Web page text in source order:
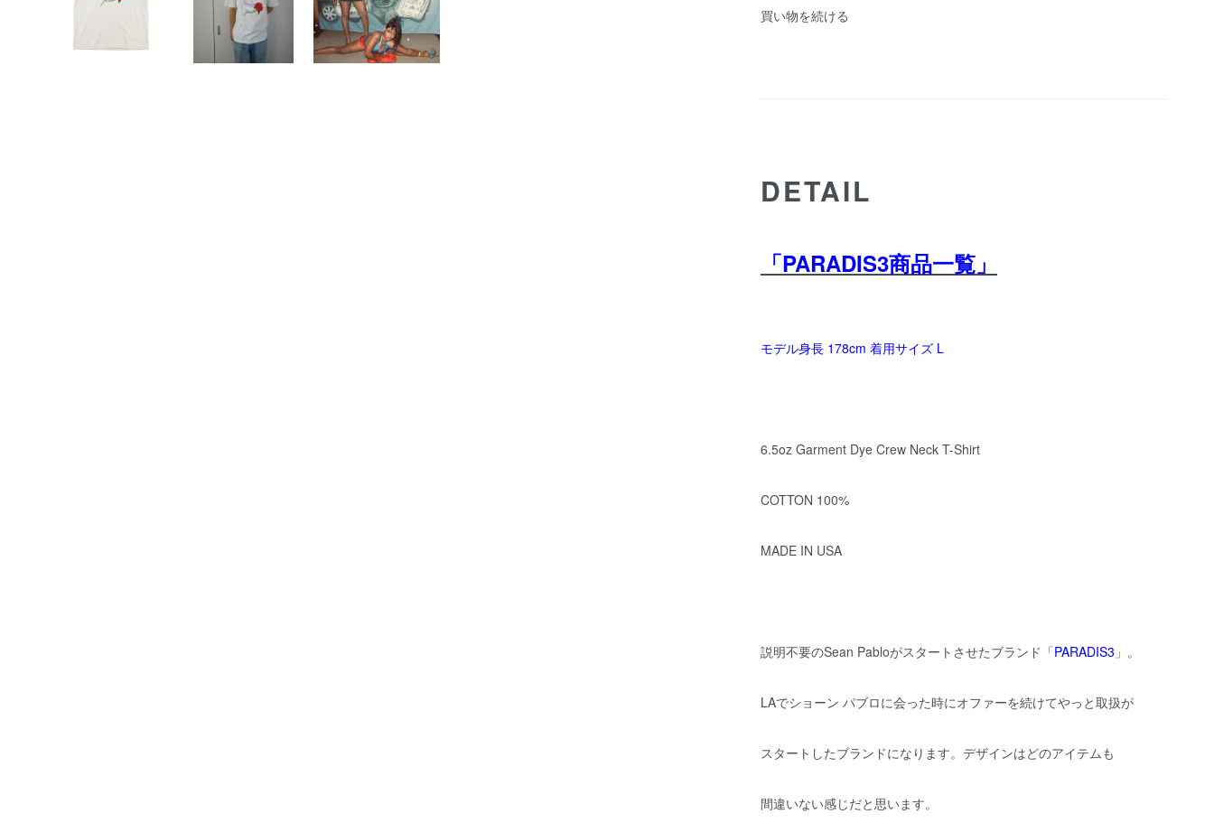
買い物を続ける
DETAIL
「PARADIS3商品一覧」
モデル身長 178cm 着用サイズ L
6.5oz Garment Dye Crew Neck T-Shirt
COTTON 100%
MADE IN USA
説明不要のSean Pabloがスタートさせたブランド「PARADIS3 」。
LAでショーン パブロに会った時にオファーを続けてやっと取扱が
スタートしたブランドになります。デザインはどのアイテムも
間違いない感じだと思います。